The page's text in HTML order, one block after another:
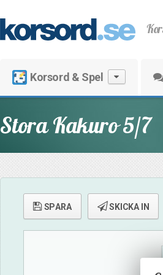
Korsord & Spel
Stora Kakuro 5/7
SPARA SKICKA IN